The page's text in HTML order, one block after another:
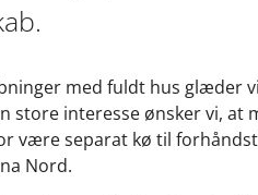
med fuldt hus glæder
store interesse ønsker vi, at
være separat kø til
Nord.